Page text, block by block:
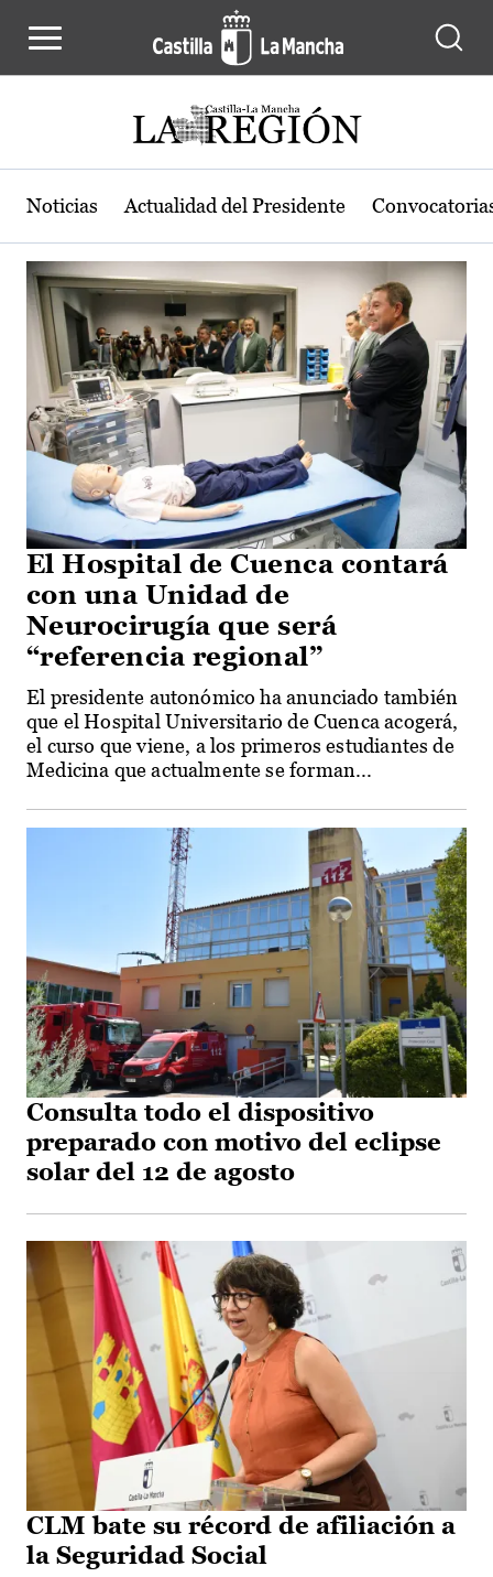
Actualidad de la región de Castilla-
Noticias Actualidad del Presidente
El Hospital de Cuenca contará
con una Unidad de
Neurocirugía que será
“referencia regional”
El presidente autonómico ha anunciado también
que el Hospital Universitario de Cuenca acogerá,
el curso que viene, a los primeros estudiantes de
Medicina que actualmente se forman...
Consulta todo el dispositivo
preparado con motivo del eclipse
solar del 12 de agosto
CLM bate su récord de afiliación a
la Seguridad Social